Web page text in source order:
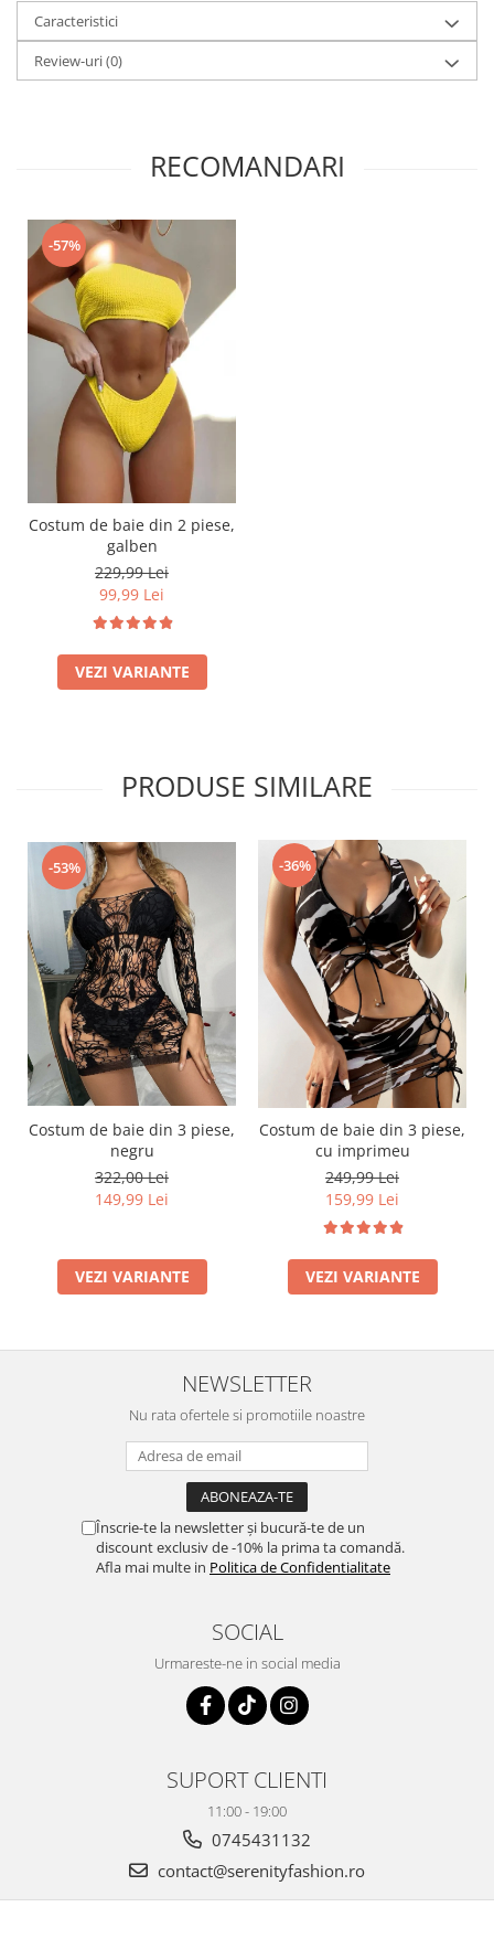
Caracteristici
Review-uri(0)
RECOMANDARI
-57%
Costum de baie din 2 piese,
galben
229,99 Lei
99,99 Lei
VEZI VARIANTE
PRODUSE SIMILARE
-53%
Costum de baie din 3 piese,
negru
322,00 Lei
149,99 Lei
VEZI VARIANTE
-36%
Costum de baie din 3 piese,
cu imprimeu
249,99 Lei
159,99 Lei
VEZI VARIANTE
NEWSLETTER
Nu rata ofertele si promotiile noastre
Înscrie-te la newsletter și bucură-te de un
discount exclusiv de -10% la prima ta comandă.
Afla mai multe in Politica de Confidentialitate
SOCIAL
Urmareste-ne in social media
SUPORT CLIENTI
11:00 - 19:00
0745431132
contact@serenityfashion.ro